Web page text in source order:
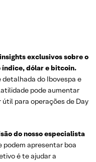
insights exclusivos sobre o
dólar e bitcoin.
do Ibovespa e
pode aumentar
útil para operações de Day
do nosso especialista
podem apresentar boa
é te ajudar a